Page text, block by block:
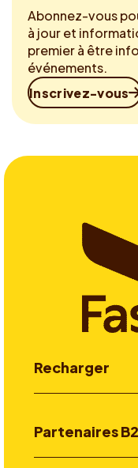
Abonnez-vous
à jour et
premier à être
événements.
Inscrivez-vous
Recharger
Partenaires